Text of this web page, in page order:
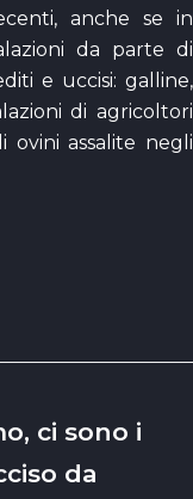
anche se in
da parte di
e uccisi: galline,
di agricoltori
ovini assalite negli
ci sono i
da